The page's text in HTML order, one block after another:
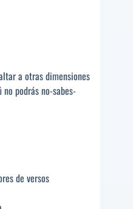
a otras dimensiones
podrás no-sabes-
de versos